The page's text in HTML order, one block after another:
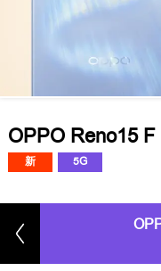
OPPO Reno15 F
新 5G